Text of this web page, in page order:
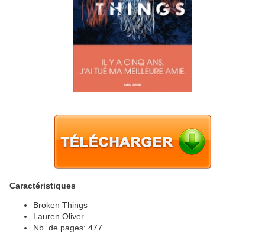
Caractéristiques
Broken Things
Lauren Oliver
Nb. de pages: 477